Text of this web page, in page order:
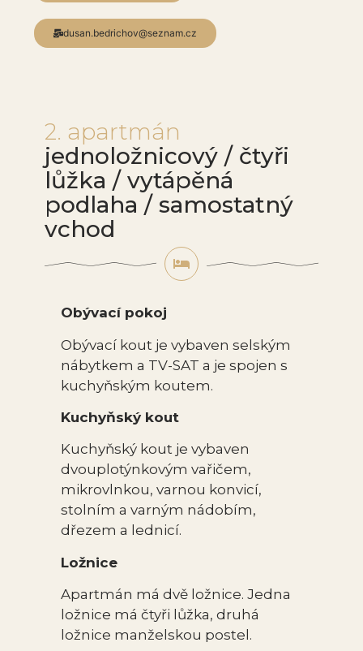
dusan.bedrichov@seznam.cz
2. apartmán
jednoložnicový / čtyři
lůžka / vytápěná
podlaha / samostatný
vchod
Obývací pokoj
Obývací kout je vybaven selským
nábytkem a TV-SAT a je spojen s
kuchyňským koutem.
Kuchyňský kout
Kuchyňský kout je vybaven
dvouplotýnkovým vařičem,
mikrovlnkou, varnou konvicí,
stolním a varným nádobím,
dřezem a lednicí.
Ložnice
Apartmán má dvě ložnice. Jedna
ložnice má čtyři lůžka, druhá
ložnice manželskou postel.